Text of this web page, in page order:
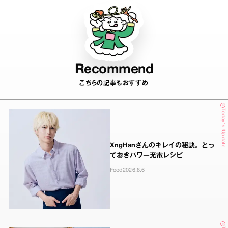
Recommend
こちらの記事もおすすめ
Today's Update
XngHanさんのキレイの秘訣。とっ
ておきパワー充電レシピ
Food2026.8.6